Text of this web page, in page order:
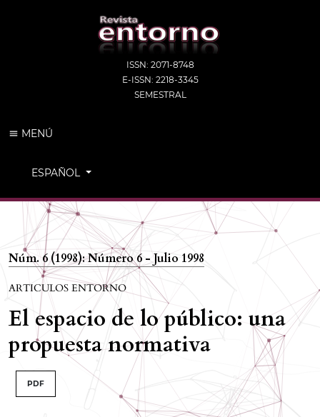
ISSN: 2071-8748
E-ISSN: 2218-3345
SEMESTRAL
MENÚ
CAMBIAR EL IDIOMA. EL IDIOMA ACTUAL ES:
ESPAÑOL
Núm. 6 (1998): Número 6 - Julio 1998
ARTICULOS ENTORNO
El espacio de lo público: una
propuesta normativa
PDF